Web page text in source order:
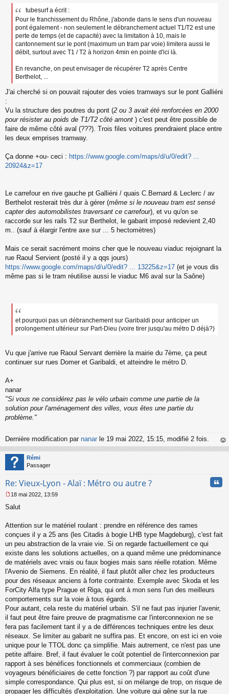
tubesurf a écrit :
Pour le franchissement du Rhône, j'abonde dans le sens d'un nouveau
pont également - non seulement le débranchement actuel T1/T2 est une
perte de temps (et de capacité) avec la limitation à 10, mais le
cantonnement sur le pont (maximum un tram par voie) limitera aussi le
débit, surtout avec T1 / T2 à horizon 4min en pointe d'ici là.
En revanche, on peut envisager de récupérer T2 après Centre
Berthelot, ...
J'ai cherché si on pouvait rajouter des voies tramways sur le pont Galliéni
:
Vu la structure des poutres du pont (2 ou 3 avait été renforcées en 2000
pour résister au poids de T1/T2 côté amont ) c'est peut être possible de
faire de même côté aval (???). Trois files voitures prendraient place entre
les deux emprises tramway.
Ça donne +ou- ceci : https://www.google.com/maps/d/u/0/edit? ...
20924&z=17
Le carrefour en rive gauche pt Galliéni / quais C.Bernard & Leclerc / av
Berthelot resterait très dur à gérer (même si le nouveau tram est sensé
capter des automobilistes traversant ce carrefour), et vu qu'on se
raccorde sur les rails T2 sur Berthelot, le gabarit imposé redevient 2,40
m.. (sauf à élargir l'entre axe sur ... 5 hectomètres)
Mais ce serait sacrément moins cher que le nouveau viaduc rejoignant la
rue Raoul Servient (posté il y a qqs jours)
https://www.google.com/maps/d/u/0/edit? ... 13225&z=17 (et je vous dis
même pas si le tram réutilise aussi le viaduc M6 aval sur la Saône)
et pourquoi pas un débranchement sur Garibaldi pour anticiper un
prolongement ultérieur sur Part-Dieu (voire tirer jusqu'au métro D déjà?)
Vu que j'arrive rue Raoul Servant derrière la mairie du 7ème, ça peut
continuer sur rues Domer et Garibaldi, et atteindre le métro D.
A+
nanar
"Si vous ne considérez pas le vélo urbain comme une partie de la
solution pour l'aménagement des villes, vous êtes une partie du
problème."
Dernière modification par nanar le 19 mai 2022, 15:15, modifié 2 fois.
au
Rémi
Passager
Re: Vieux-Lyon - Alaï : Métro ou autre ?
e
s
g
e
n
o
n
u
18 mai 2022, 13:59
Salut
Attention sur le matériel roulant : prendre en référence des rames
conçues il y a 25 ans (les Citadis à bogie LHB type Magdeburg), c'est fait
un peu abstraction de la vraie vie. Si on regarde factuellement ce qui
existe dans les solutions actuelles, on a quand même une prédominance
de matériels avec vrais ou faux bogies mais sans réelle rotation. Même
l'Avenio de Siemens. En réalité, il faut plutôt aller chez les producteurs
pour des réseaux anciens à forte contrainte. Exemple avec Skoda et les
ForCity Alfa type Prague et Riga, qui ont à mon sens l'un des meilleurs
comportements sur la voie à tous égards.
Pour autant, cela reste du matériel urbain. S'il ne faut pas injurier l'avenir,
il faut peut être faire preuve de pragmatisme car l'interconnexion ne se
fera pas facilement tant il y a de différences techniques entre les deux
réseaux. Se limiter au gabarit ne suffira pas. Et encore, on est ici en voie
unique pour le TTOL donc ça simplifie. Mais autrement, ce n'est pas une
petite affaire. Bref, il faut évaluer le coût potentiel de l'interconnexion par
rapport à ses bénéfices fonctionnels et commerciaux (combien de
voyageurs bénéficiaires de cette fonction ?) par rapport au coût d'une
simple correspondance. Qui plus est, si on mélange de trop, on risque de
propager les difficultés d'exploitation. Une voiture qui gêne sur la rue